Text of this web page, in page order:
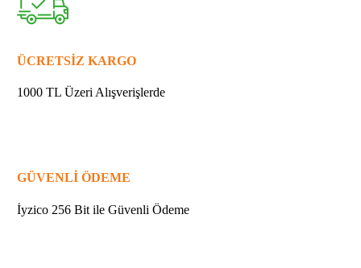
KAPAK
ÜCRETSİZ KARGO
1000 TL Üzeri Alışverişlerde
GÜVENLİ ÖDEME
İyzico 256 Bit ile Güvenli Ödeme